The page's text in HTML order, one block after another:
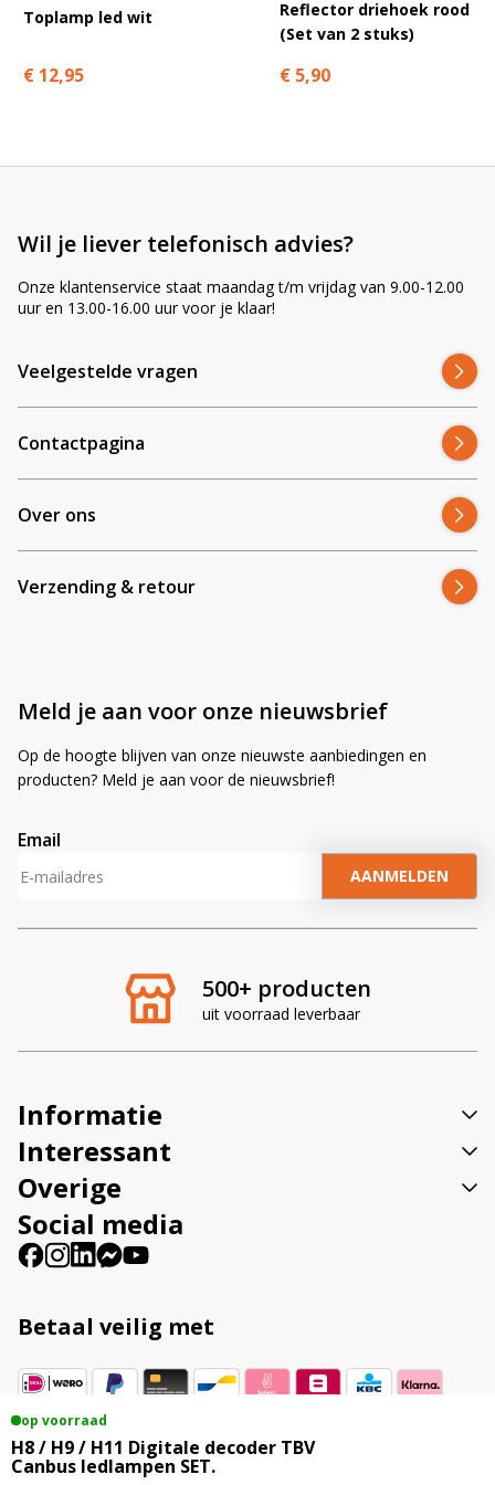
op voorraad
H8 / H9 / H11 Digitale decoder TBV
Canbus ledlampen SET.
Toplamp led wit
€ 12,95
Reflector driehoek rood
(Set van 2 stuks)
€ 5,90
500+ producten
uit voorraad leverbaar
Wil je liever telefonisch advies?
Onze klantenservice staat maandag t/m vrijdag van 9.00-12.00
uur en 13.00-16.00 uur voor je klaar!
Veelgestelde vragen
Contactpagina
Over ons
Verzending & retour
Meld je aan voor onze nieuwsbrief
Op de hoogte blijven van onze nieuwste aanbiedingen en
producten? Meld je aan voor de nieuwsbrief!
Email
A
t
:
Informatie
Interessant
Overige
Social media
Betaal veilig met
Vestigingsadres
Veenweg 23B 9561 TL Ter Apel
e
n
v